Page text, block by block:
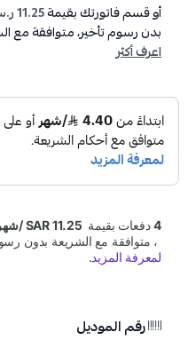
أو قسم فاتورتك بقيمة11.25 ر.س
بدون رسوم تأخير، متوافقة مع
اعرف أكثر
رقم الموديل